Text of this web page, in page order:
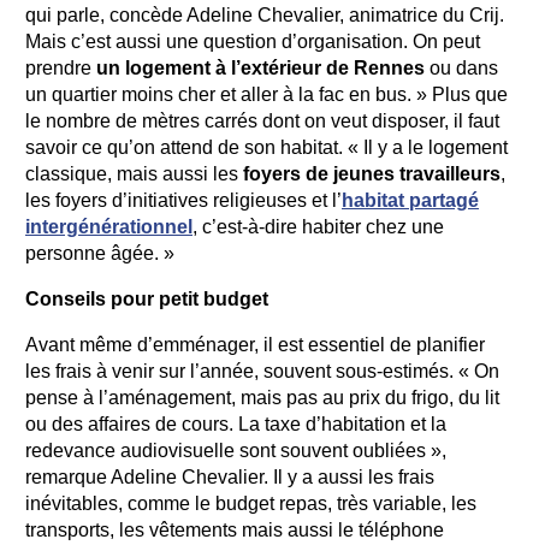
qui parle, concède Adeline Chevalier, animatrice du Crij.
Mais c’est aussi une question d’organisation. On peut
prendre un logement à l’extérieur de Rennes ou dans
un quartier moins cher et aller à la fac en bus. » Plus que
le nombre de mètres carrés dont on veut disposer, il faut
savoir ce qu’on attend de son habitat. « Il y a le logement
classique, mais aussi les foyers de jeunes travailleurs,
les foyers d’initiatives religieuses et l’ habitat partagé
intergénérationnel , c’est-à-dire habiter chez une
personne âgée. »
Conseils pour petit budget
Avant même d’emménager, il est essentiel de planifier
les frais à venir sur l’année, souvent sous-estimés. « On
pense à l’aménagement, mais pas au prix du frigo, du lit
ou des affaires de cours. La taxe d’habitation et la
redevance audiovisuelle sont souvent oubliées »,
remarque Adeline Chevalier. Il y a aussi les frais
inévitables, comme le budget repas, très variable, les
transports, les vêtements mais aussi le téléphone